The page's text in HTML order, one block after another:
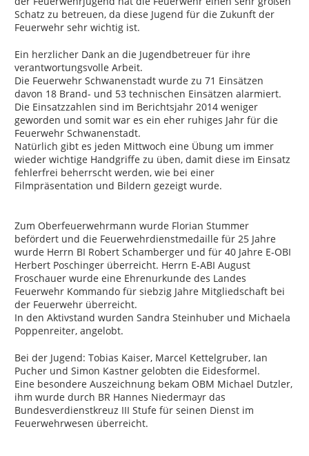
Schatz zu betreuen, da diese Jugend für die Zukunft der
Feuerwehr sehr wichtig ist.
Ein herzlicher Dank an die Jugendbetreuer für ihre
verantwortungsvolle Arbeit.
Die Feuerwehr Schwanenstadt wurde zu 71 Einsätzen
davon 18 Brand- und 53 technischen Einsätzen alarmiert.
Die Einsatzzahlen sind im Berichtsjahr 2014 weniger
geworden und somit war es ein eher ruhiges Jahr für die
Feuerwehr Schwanenstadt.
Natürlich gibt es jeden Mittwoch eine Übung um immer
wieder wichtige Handgriffe zu üben, damit diese im Einsatz
fehlerfrei beherrscht werden, wie bei einer
Filmpräsentation und Bildern gezeigt wurde.
Zum Oberfeuerwehrmann wurde Florian Stummer
befördert und die Feuerwehrdienstmedaille für 25 Jahre
wurde Herrn BI Robert Schamberger und für 40 Jahre E-OBI
Herbert Poschinger überreicht. Herrn E-ABI August
Froschauer wurde eine Ehrenurkunde des Landes
Feuerwehr Kommando für siebzig Jahre Mitgliedschaft bei
der Feuerwehr überreicht.
In den Aktivstand wurden Sandra Steinhuber und Michaela
Poppenreiter, angelobt.
Bei der Jugend: Tobias Kaiser, Marcel Kettelgruber, Ian
Pucher und Simon Kastner gelobten die Eidesformel.
Eine besondere Auszeichnung bekam OBM Michael Dutzler,
ihm wurde durch BR Hannes Niedermayr das
Bundesverdienstkreuz III Stufe für seinen Dienst im
Feuerwehrwesen überreicht.